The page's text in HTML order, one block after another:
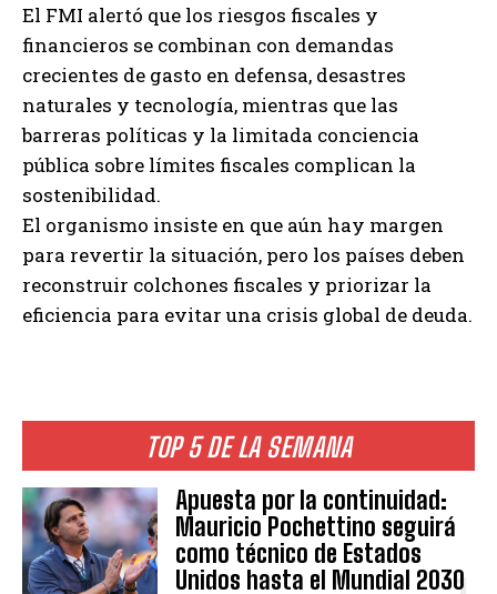
TOP 5 DE LA SEMANA
Apuesta por la continuidad:
Mauricio Pochettino seguirá
como técnico de Estados
Unidos hasta el Mundial 2030
El FMI alertó que los riesgos fiscales y
financieros se combinan con demandas
crecientes de gasto en defensa, desastres
naturales y tecnología, mientras que las
barreras políticas y la limitada conciencia
pública sobre límites fiscales complican la
sostenibilidad.
El organismo insiste en que aún hay margen
para revertir la situación, pero los países deben
reconstruir colchones fiscales y priorizar la
eficiencia para evitar una crisis global de deuda.